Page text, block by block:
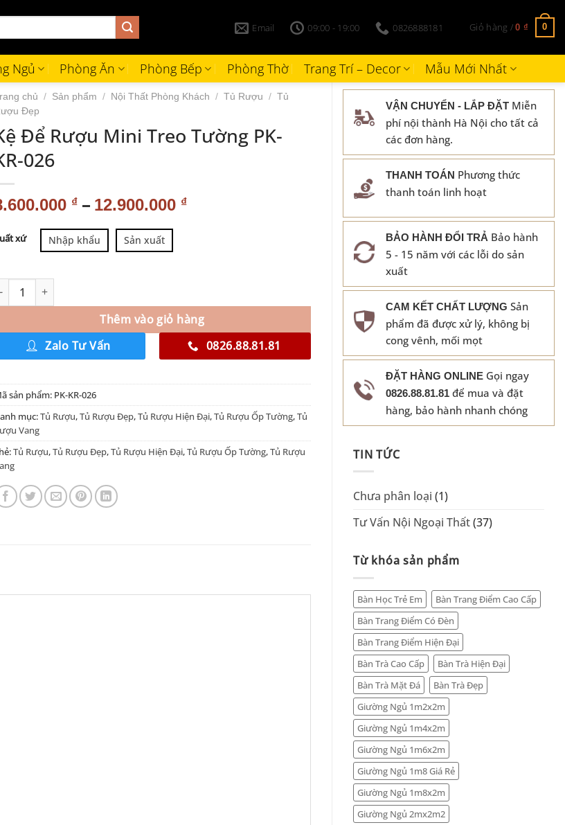
Email 09:00 - 19:00 0826888181 Giỏ hàng /0 ₫ 0
Ngủ Phòng Ăn Phòng Bếp Phòng Thờ Trang Trí – Decor Mẫu Mới Nhất
VẬN CHUYỂN - LẮP ĐẶT Miễn
phí nội thành Hà Nội cho tất cả
các đơn hàng.
THANH TOÁN Phương thức
thanh toán linh hoạt
BẢO HÀNH ĐỔI TRẢ Bảo hành
5 - 15 năm với các lỗi do sản
xuất
CAM KẾT CHẤT LƯỢNG Sản
phẩm đã được xử lý, không bị
cong vênh, mối mọt
ĐẶT HÀNG ONLINE Gọi ngay
0826.88.81.81 để mua và đặt
hàng, bảo hành nhanh chóng
TIN TỨC
Chưa phân loại (1)
Tư Vấn Nội Ngoại Thất(37)
Từ khóa sản phẩm
Bàn Học Trẻ Em
Bàn Trang Điểm Cao Cấp
Bàn Trang Điểm Có Đèn
Bàn Trang Điểm Hiện Đại
Bàn Trà Cao Cấp
Bàn Trà Hiện Đại
Bàn Trà Mặt Đá
Bàn Trà Đẹp
Giường Ngủ 1m2x2m
Giường Ngủ 1m4x2m
Giường Ngủ 1m6x2m
Giường Ngủ 1m8 Giá Rẻ
Giường Ngủ 1m8x2m
Giường Ngủ 2mx2m2
chủ / Sản phẩm / Nội Thất Phòng Khách / Tủ Rượu / Tủ
Đẹp
Để Rượu Mini Treo Tường PK-
026
₫– 12.900.000 ₫
xứ Nhập khẩu Sản xuất
Thêm vào giỏ hàng
Alternative:
Zalo Tư Vấn 0826.88.81.81
sản phẩm: PK-KR-026
mục:Tủ Rượu,Tủ Rượu Đẹp,Tủ Rượu Hiện Đại,Tủ Rượu Ốp Tường,Tủ
Vang
Tủ Rượu,Tủ Rượu Đẹp,Tủ Rượu Hiện Đại,Tủ Rượu Ốp Tường,Tủ Rượu